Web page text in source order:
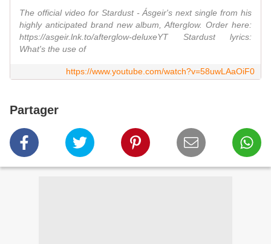
The official video for Stardust - Ásgeir's next single from his
highly anticipated brand new album, Afterglow. Order here:
https://asgeir.lnk.to/afterglow-deluxeYT Stardust lyrics:
What's the use of
https://www.youtube.com/watch?v=58uwLAaOiF0
Partager